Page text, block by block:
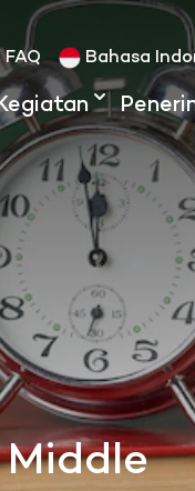
FAQ Bahasa